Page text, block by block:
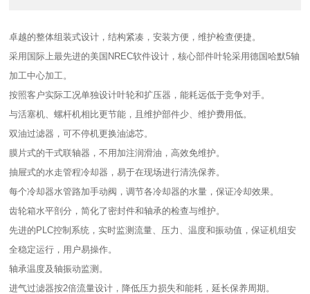
卓越的整体组装式设计，结构紧凑，安装方便，维护检查便捷。
采用国际上最先进的美国NREC软件设计，核心部件叶轮采用德国哈默5轴
加工中心加工。
按照客户实际工况单独设计叶轮和扩压器，能耗远低于竞争对手。
与活塞机、螺杆机相比更节能，且维护部件少、维护费用低。
双油过滤器，可不停机更换油滤芯。
膜片式的干式联轴器，不用加注润滑油，高效免维护。
抽屉式的水走管程冷却器，易于在现场进行清洗保养。
每个冷却器水管路加手动阀，调节各冷却器的水量，保证冷却效果。
齿轮箱水平剖分，简化了密封件和轴承的检查与维护。
先进的PLC控制系统，实时监测流量、压力、温度和振动值，保证机组安
全稳定运行，用户易操作。
轴承温度及轴振动监测。
进气过滤器按2倍流量设计，降低压力损失和能耗，延长保养周期。